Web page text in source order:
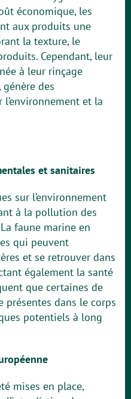
économique, les
aux produits une
la texture, le
Cependant, leur
à leur rinçage
des
l’environnement et la
et sanitaires
sur l’environnement
à la pollution des
faune marine en
qui peuvent
et se retrouver dans
également la santé
que certaines de
présentes dans le corps
potentiels à long
mises en place,